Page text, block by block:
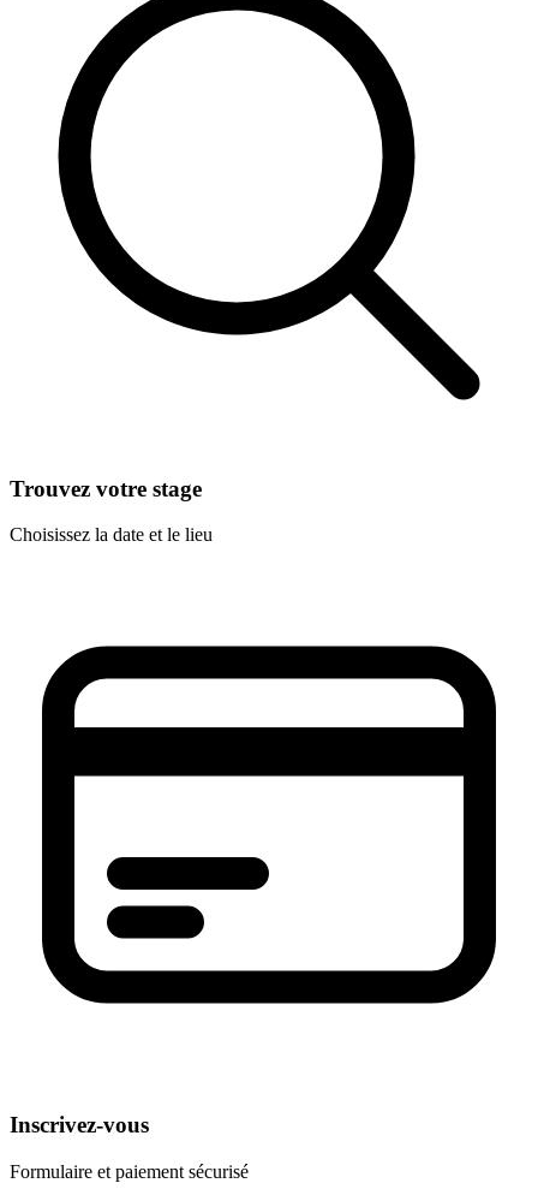
Trouvez votre stage
Choisissez la date et le lieu
Inscrivez-vous
Formulaire et paiement sécurisé